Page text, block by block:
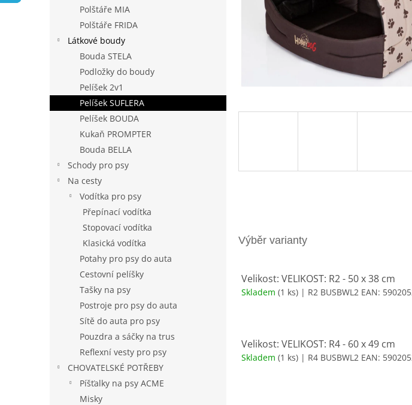
Polštáře MIA
Polštáře FRIDA
Látkové boudy
Bouda STELA
Podložky do boudy
Pelíšek 2v1
Pelíšek SUFLERA
Pelíšek BOUDA
Kukaň PROMPTER
Bouda BELLA
Schody pro psy
Na cesty
Vodítka pro psy
Přepínací vodítka
Stopovací vodítka
Klasická vodítka
Potahy pro psy do auta
Cestovní pelíšky
Tašky na psy
Postroje pro psy do auta
Sítě do auta pro psy
Pouzdra a sáčky na trus
Reflexní vesty pro psy
CHOVATELSKÉ POTŘEBY
Píšťalky na psy ACME
Misky
Velikost: VELIKOST: R2 - 50 x 38 cm
Skladem (1 ks) | R2 BUSBWL2 EAN:
Velikost: VELIKOST: R4 - 60 x 49 cm
Skladem (1 ks) | R4 BUSBWL2 EAN: